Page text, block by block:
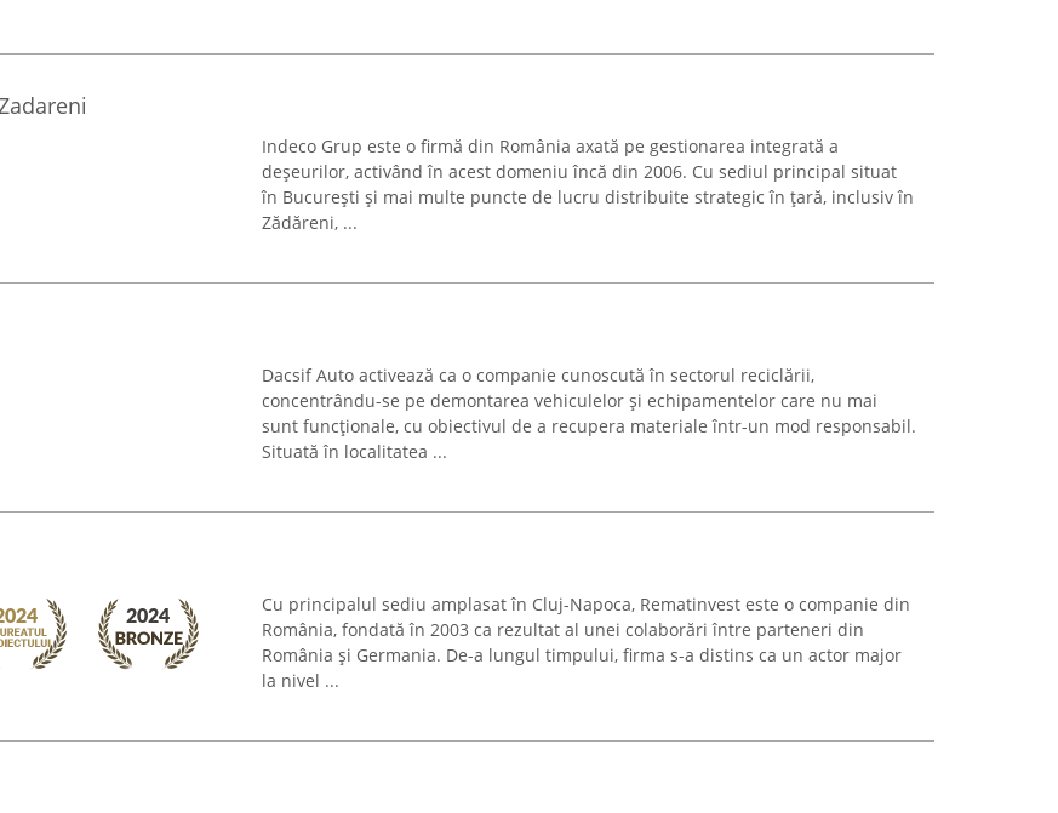
Indeco Grup este o firmă din România axată pe gestionarea integrată a
deșeurilor, activând în acest domeniu încă din 2006. Cu sediul principal situat
în București și mai multe puncte de lucru distribuite strategic în țară, inclusiv în
Zădăreni, ...
Dacsif Auto activează ca o companie cunoscută în sectorul reciclării,
concentrându-se pe demontarea vehiculelor și echipamentelor care nu mai
sunt funcționale, cu obiectivul de a recupera materiale într-un mod responsabil.
Situată în localitatea ...
Cu principalul sediu amplasat în Cluj-Napoca, Rematinvest este o companie din
România, fondată în 2003 ca rezultat al unei colaborări între parteneri din
România și Germania. De-a lungul timpului, firma s-a distins ca un actor major
la nivel ...